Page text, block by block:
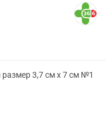
3,7 см х 7 см №1